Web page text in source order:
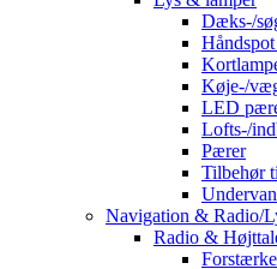
Dæks-/
Køje-/
LED
Lofts-/
Pærer
Tilbehør
Navigation & Radio/
Radio &